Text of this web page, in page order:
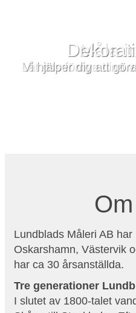
Vi hjälper dig att
Lundblads Måleri AB
Oskarshamn, Västervik
har ca 30 årsanställda.
Tre generationer
I slutet av 1800-talet